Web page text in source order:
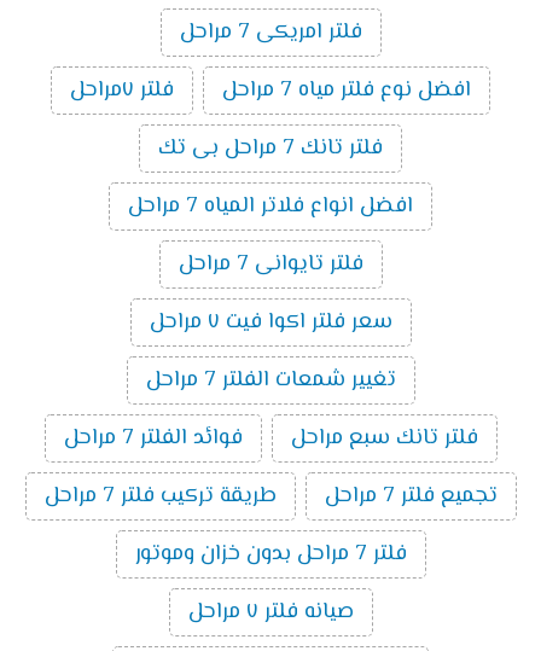
فلتر امريكى 7 مراحل
افضل نوع فلتر مياه 7 مراحل
فلتر ٧مراحل
فلتر تانك 7 مراحل بى تك
افضل انواع فلاتر المياه 7 مراحل
فلتر تايوانى 7 مراحل
سعر فلتر اكوا فيت ٧ مراحل
تغيير شمعات الفلتر 7 مراحل
فلتر تانك سبع مراحل
فوائد الفلتر 7 مراحل
تجميع فلتر 7 مراحل
طريقة تركيب فلتر 7 مراحل
فلتر 7 مراحل بدون خزان وموتور
صيانه فلتر ٧ مراحل